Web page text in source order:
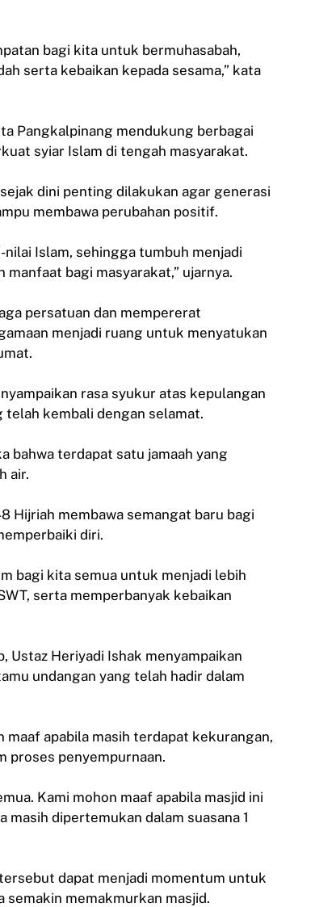
bagi kita untuk bermuhasabah,
serta kebaikan kepada sesama,” kata
Pangkalpinang mendukung berbagai
syiar Islam di tengah masyarakat.
dini penting dilakukan agar generasi
membawa perubahan positif.
Islam, sehingga tumbuh menjadi
bagi masyarakat,” ujarnya.
persatuan dan mempererat
menjadi ruang untuk menyatukan
rasa syukur atas kepulangan
telah kembali dengan selamat.
bahwa terdapat satu jamaah yang
air.
Hijriah membawa semangat baru bagi
diri.
bagi kita semua untuk menjadi lebih
serta memperbanyak kebaikan
Ustaz Heriyadi Ishak menyampaikan
undangan yang telah hadir dalam
maaf apabila masih terdapat kekurangan,
proses penyempurnaan.
Kami mohon maaf apabila masjid ini
dipertemukan dalam suasana 1
dapat menjadi momentum untuk
semakin memakmurkan masjid.